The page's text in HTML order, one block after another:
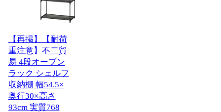
【再掲】【耐荷
重注意】不二貿
易 4段オープン
ラック シェルフ
収納棚 幅54.5×
奥行30×高さ
93cm 実質768